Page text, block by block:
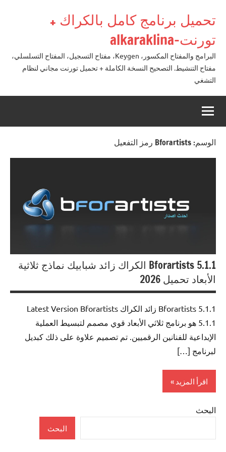
تحميل برنامج كامل بالكراك +
تورنت-alkaraklina
البرامج والمفتاح المكسور، Keygen، مفتاح التسجيل، المفتاح التسلسلي،
مفتاح التنشيط. التصحيح النسخة الكاملة + تحميل تورنت مجاني لنظام
التشغي
الوسم: Bforartists رمز التفعيل
Bforartists 5.1.1 الكراك زائد شبابيك نماذج ثلاثية
الأبعاد تحميل 2026
Bforartists 5.1.1 زائد الكراك Latest Version Bforartists
5.1.1 هو برنامج ثلاثي الأبعاد قوي مصمم لتبسيط العملية
الإبداعية للفنانين الرقميين. تم تصميم علاوة على ذلك كبديل
لبرنامج […]
اقرأ المزيد
Multimedia
البحث
البحث